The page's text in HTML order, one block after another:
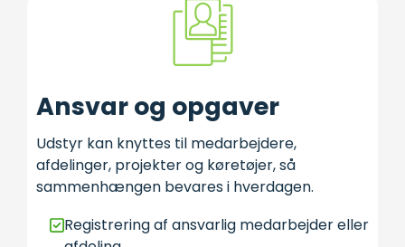
Ansvar og opgaver
Udstyr kan knyttes til medarbejdere,
afdelinger, projekter og køretøjer, så
sammenhængen bevares i hverdagen.
Registrering af ansvarlig medarbejder eller